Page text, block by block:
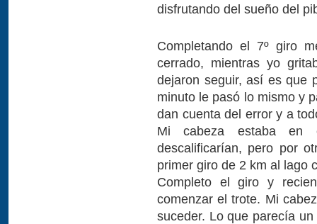
disfrutando del sueño del
Completando el 7º giro
cerrado, mientras yo
dejaron seguir, así es que
minuto le pasó lo mismo y
dan cuenta del error y a
Mi cabeza estaba en
descalificarían, pero por
primer giro de 2 km al lago
Completo el giro y
comenzar el trote. Mi
suceder. Lo que parecía